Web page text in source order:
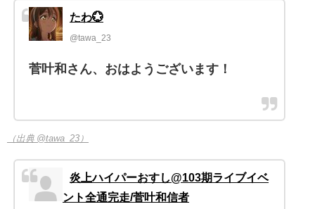
たわ💮
@tawa_23
菅叶和さん、おはようございます！
（出典 @tawa_23）
炎上ハイパーおすし@103期ライブイベ
ント全通完走/菅叶和信者